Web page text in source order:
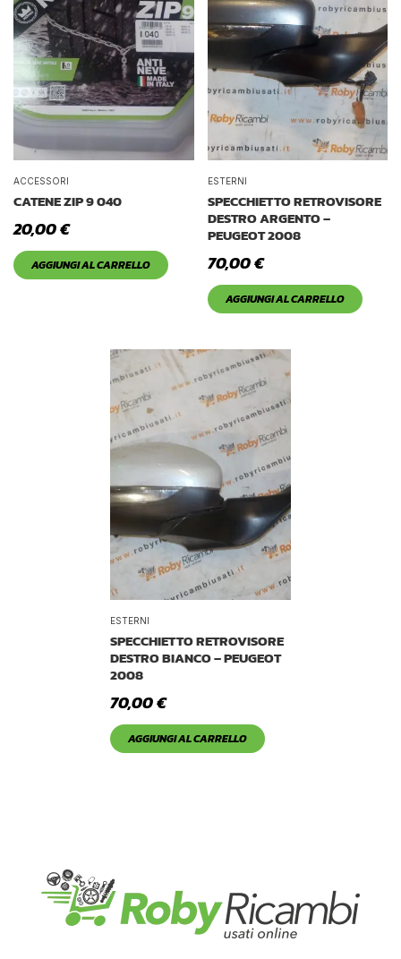
ACCESSORI
CATENE ZIP 9 040
20,00€
AGGIUNGI AL CARRELLO
ESTERNI
SPECCHIETTO RETROVISORE
DESTRO ARGENTO –
PEUGEOT 2008
70,00€
AGGIUNGI AL CARRELLO
ESTERNI
SPECCHIETTO RETROVISORE
DESTRO BIANCO – PEUGEOT
2008
70,00€
AGGIUNGI AL CARRELLO